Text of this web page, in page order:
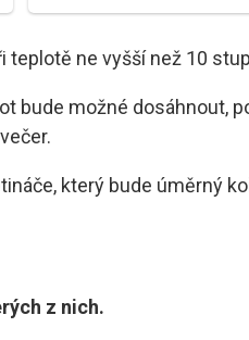
ne vyšší než 10
bude možné dosáhnout,
který bude úměrný
z nich.